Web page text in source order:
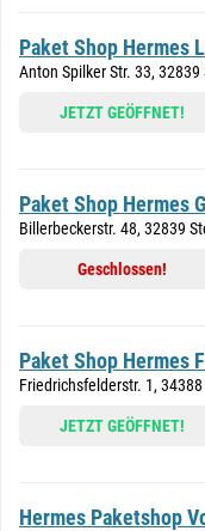
Paket Shop Hermes
Anton Spilker Str. 33,
JETZT GEÖFFNET!
Paket Shop Hermes
Billerbeckerstr. 48, 32839
Geschlossen!
Paket Shop Hermes
Friedrichsfelderstr. 1,
JETZT GEÖFFNET!
Hermes Paketshop